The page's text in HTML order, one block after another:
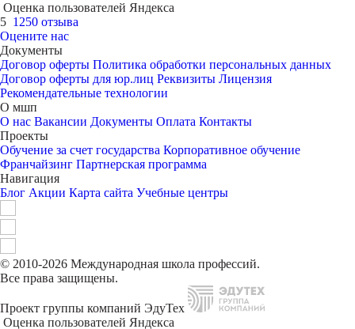
Оценка пользователей Яндекса
5 1250 отзыва
Оцените нас
Документы
Договор оферты Политика обработки персональных данных
Договор оферты для юр.лиц Реквизиты Лицензия
Рекомендательные технологии
О мшп
О нас Вакансии Документы Оплата Контакты
Проекты
Обучение за счет государства Корпоративное обучение
Франчайзинг Партнерская программа
Навигация
Блог Акции Карта сайта Учебные центры
© 2010-2026 Международная школа профессий.
Все права защищены.
Проект группы компаний ЭдуТех
Оценка пользователей Яндекса